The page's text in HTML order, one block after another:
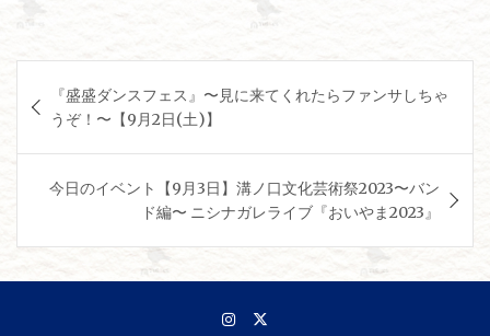
稿
ナ
ー
シ
『盛盛ダンスフェス』〜見に来てくれたらファンサしちゃ
うぞ！〜【9月2日(土)】
今日のイベント【9月3日】溝ノ口文化芸術祭2023〜バン
ド編〜 ニシナガレライブ『おいやま2023』